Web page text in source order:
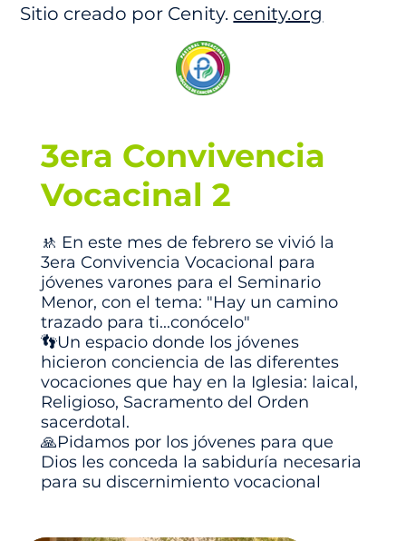
Sitio creado por Cenity. cenity.org
3era Convivencia
Vocacinal 2
🚸 En este mes de febrero se vivió la
3era Convivencia Vocacional para
jóvenes varones para el Seminario
Menor, con el tema: "Hay un camino
trazado para ti...conócelo"
👣Un espacio donde los jóvenes
hicieron conciencia de las diferentes
vocaciones que hay en la Iglesia: laical,
Religioso, Sacramento del Orden
sacerdotal.
🙏Pidamos por los jóvenes para que
Dios les conceda la sabiduría necesaria
para su discernimiento vocacional